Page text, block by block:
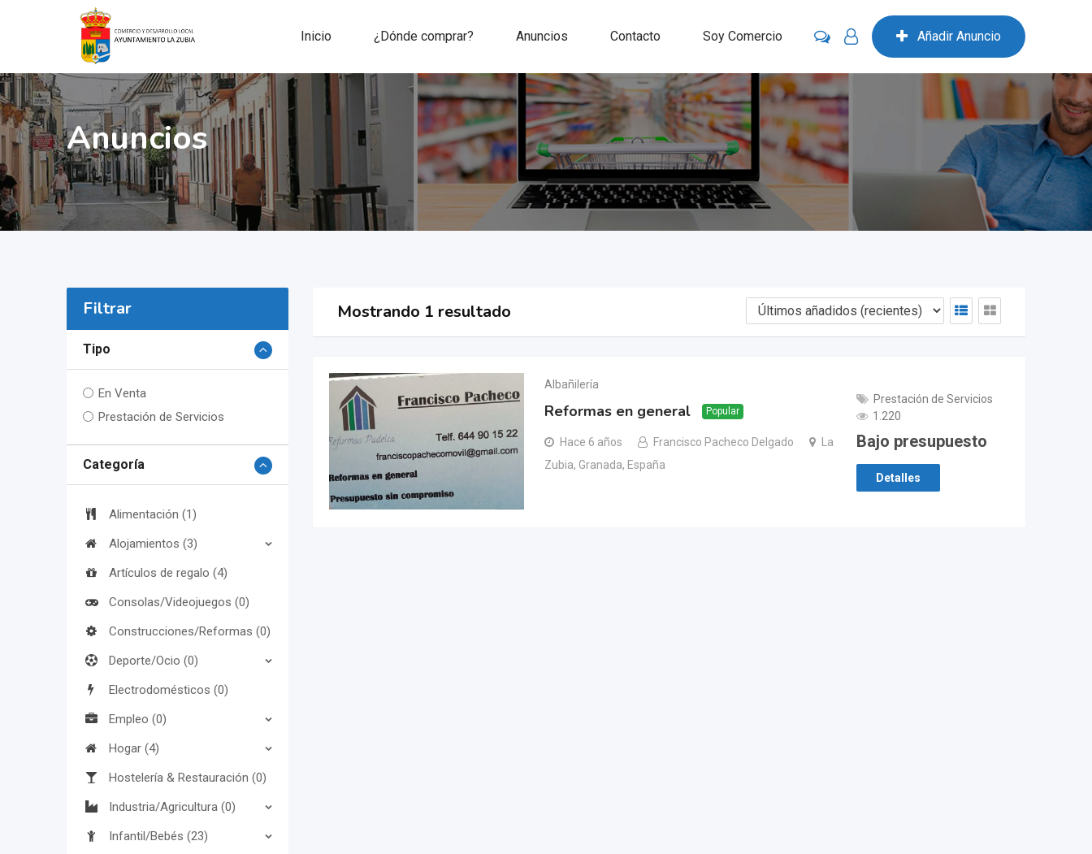
Añadir Anuncio
Inicio ¿Dónde comprar? Anuncios Contacto Soy Comercio
Anuncios
Filtrar
Tipo
En Venta
Prestación de Servicios
Categoría
Alimentación (1)
Alojamientos (3)
Artículos de regalo (4)
Consolas/Videojuegos (0)
Construcciones/Reformas (0)
Deporte/Ocio (0)
Electrodomésticos (0)
Empleo (0)
Hogar (4)
Hostelería & Restauración (0)
Industria/Agricultura (0)
Infantil/Bebés (23)
Mostrando 1 resultado
Albañilería
Reformas en general Popular
Hace 6 años Francisco Pacheco Delgado
La
Zubia, Granada, España
Prestación de Servicios
1.220
Bajo presupuesto
Detalles